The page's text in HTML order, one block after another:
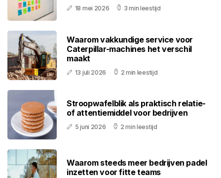
18 mei 2026 3 min leestijd
Waarom vakkundige service voor
Caterpillar-machines het verschil
maakt
13 juli 2026 2 min leestijd
Stroopwafelblik als praktisch relatie-
of attentiemiddel voor bedrijven
5 juni 2026 2 min leestijd
Waarom steeds meer bedrijven padel
inzetten voor fitte teams